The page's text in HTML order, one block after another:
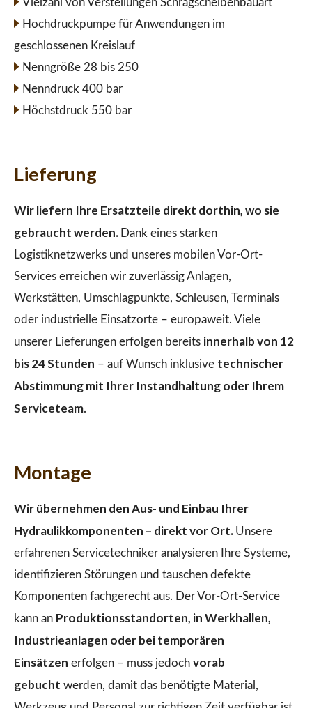
Vielzahl von Verstellungen Schrägscheibenbauart
Hochdruckpumpe für Anwendungen im
geschlossenen Kreislauf
Nenngröße 28 bis 250
Nenndruck 400 bar
Höchstdruck 550 bar
Lieferung
Wir liefern Ihre Ersatzteile direkt dorthin, wo sie
gebraucht werden. Dank eines starken
Logistiknetzwerks und unseres mobilen Vor-Ort-
Services erreichen wir zuverlässig Anlagen,
Werkstätten, Umschlagpunkte, Schleusen, Terminals
oder industrielle Einsatzorte – europaweit. Viele
unserer Lieferungen erfolgen bereits innerhalb von 12
bis 24 Stunden – auf Wunsch inklusive technischer
Abstimmung mit Ihrer Instandhaltung oder Ihrem
Serviceteam.
Montage
Wir übernehmen den Aus- und Einbau Ihrer
Hydraulikkomponenten – direkt vor Ort. Unsere
erfahrenen Servicetechniker analysieren Ihre Systeme,
identifizieren Störungen und tauschen defekte
Komponenten fachgerecht aus. Der Vor-Ort-Service
kann an Produktionsstandorten, in Werkhallen,
Industrieanlagen oder bei temporären
Einsätzen erfolgen – muss jedoch vorab
gebucht werden, damit das benötigte Material,